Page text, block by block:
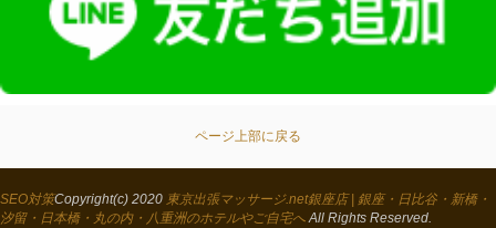
ページ上部に戻る
SEO対策Copyright(c) 2020 東京出張マッサージ.net銀座店 | 銀座・日比谷・新橋・
汐留・日本橋・丸の内・八重洲のホテルやご自宅へAll Rights Reserved.